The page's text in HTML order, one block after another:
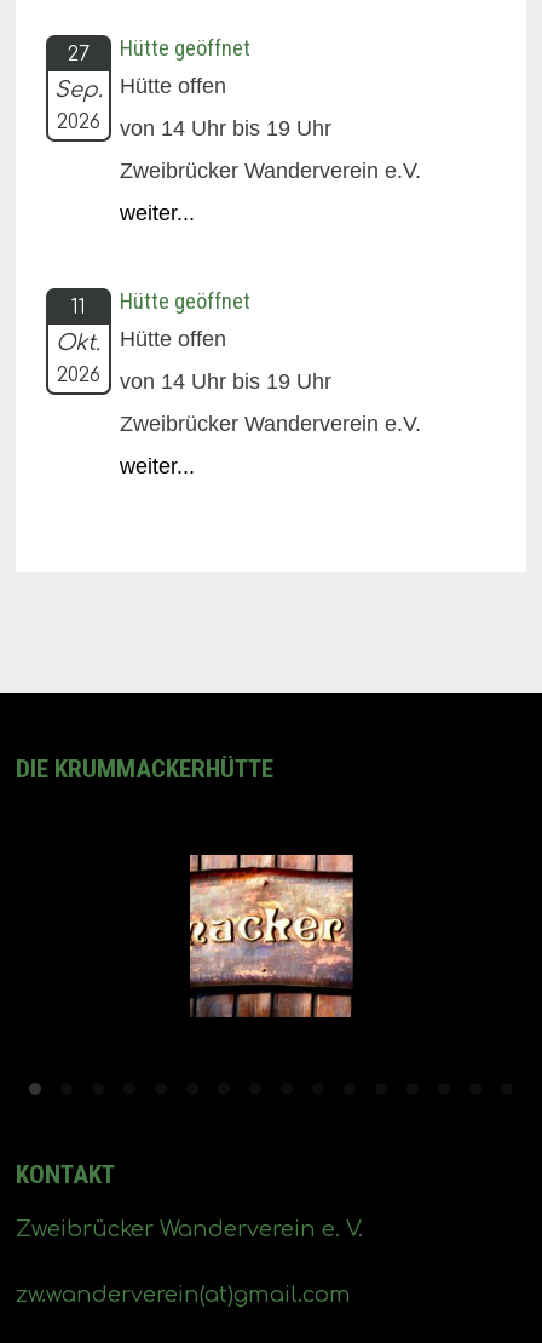
27
Sep.
2026
Hütte geöffnet
Hütte offen
von 14 Uhr bis 19 Uhr
Zweibrücker Wanderverein e.V.
weiter...
11
Okt.
2026
Hütte geöffnet
Hütte offen
von 14 Uhr bis 19 Uhr
Zweibrücker Wanderverein e.V.
weiter...
DIE KRUMMACKERHÜTTE
KONTAKT
Zweibrücker Wanderverein e. V.
zw.wanderverein(at)gmail.com